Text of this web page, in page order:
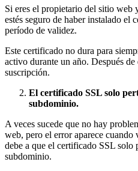
Si eres el propietario del sitio web
estés seguro de haber instalado el
período de validez.
Este certificado no dura para
activo durante un año. Después de
suscripción.
El certificado SSL solo
subdominio.
A veces sucede que no hay
web, pero el error aparece cuando
debe a que el certificado SSL solo
subdominio.